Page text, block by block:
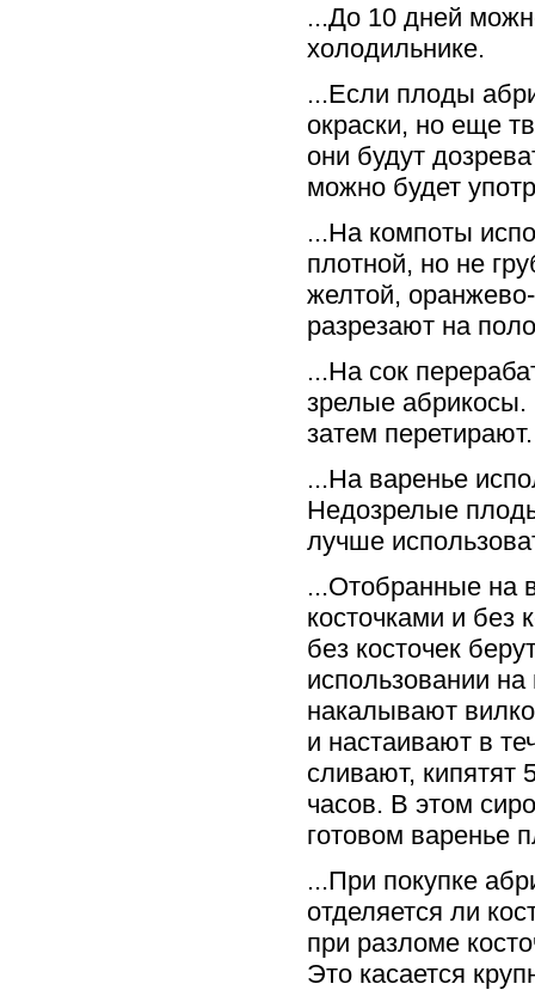
...До 10 дней
холодильнике.
...Если плоды
окраски, но еще
они будут
можно будет
...На компоты
плотной, но не
желтой,
разрезают на
...На сок
зрелые
затем перетирают.
...На варенье
Недозрелые
лучше
...Отобранные на
косточками и без
без косточек
использовании
накалывают
и настаивают в
сливают,
часов. В этом
готовом варенье
...При покупке
отделяется ли
при разломе
Это касается